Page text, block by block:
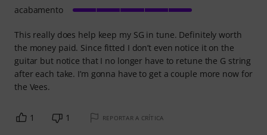
This really does help keep my SG in tune. Definitely worth
the money paid. Since fitted I don’t even notice it on the
guitar but notice that I no longer have to retune the G string
after each take. I’m gonna have to get a couple more now for
the Vees.
acabamento
1 1 REPORTAR A CRÍTICA